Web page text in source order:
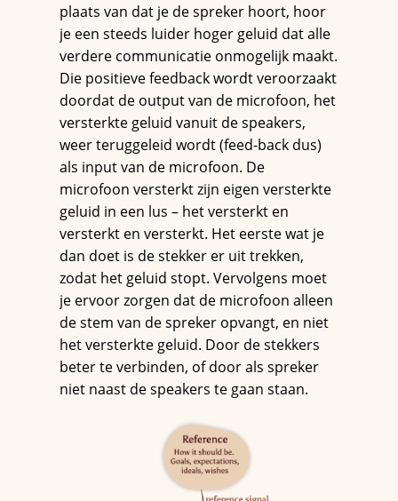
plaats van dat je de spreker hoort, hoor
je een steeds luider hoger geluid dat alle
verdere communicatie onmogelijk maakt.
Die positieve feedback wordt veroorzaakt
doordat de output van de microfoon, het
versterkte geluid vanuit de speakers,
weer teruggeleid wordt (feed-back dus)
als input van de microfoon. De
microfoon versterkt zijn eigen versterkte
geluid in een lus – het versterkt en
versterkt en versterkt. Het eerste wat je
dan doet is de stekker er uit trekken,
zodat het geluid stopt. Vervolgens moet
je ervoor zorgen dat de microfoon alleen
de stem van de spreker opvangt, en niet
het versterkte geluid. Door de stekkers
beter te verbinden, of door als spreker
niet naast de speakers te gaan staan.